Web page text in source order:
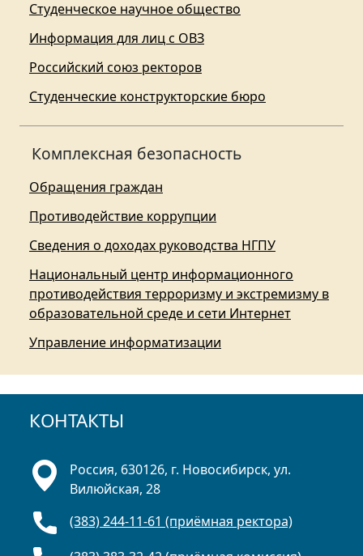
Студенческое научное общество
Информация для лиц с ОВЗ
Российский союз ректоров
Студенческие конструкторские бюро
Комплексная безопасность
Обращения граждан
Противодействие коррупции
Сведения о доходах руководства НГПУ
Национальный центр информационного
противодействия терроризму и экстремизму в
образовательной среде и сети Интернет
Управление информатизации
КОНТАКТЫ
Россия, 630126, г. Новосибирск, ул.
Вилюйская, 28
(383) 244-11-61 (приёмная ректора)